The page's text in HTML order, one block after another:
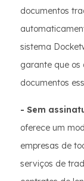
documentos
sistema
garante que os
documentos
- Sem
oferece um
empresas de
serviços de